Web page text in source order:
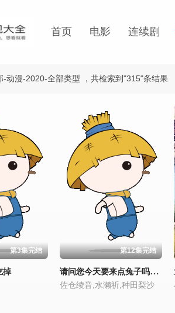
首页 电影 连续剧
-动漫-2020-全部类型 ，共检索到"315"条结果
第3集完结
掉
第12集完结
请问您今天要来点兔子吗BLOOM
佐仓绫音,水濑祈,种田梨沙